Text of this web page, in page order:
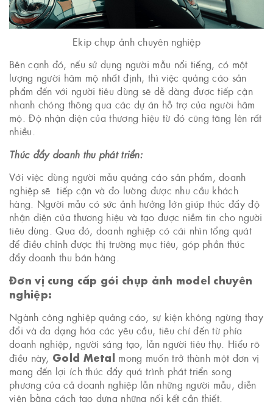
Ekip chụp ảnh chuyên nghiệp
Bên cạnh đó, nếu sử dụng người mẫu nổi tiếng, có một
lượng người hâm mộ nhất định, thì việc quảng cáo sản
phẩm đến với người tiêu dùng sẽ dễ dàng được tiếp cận
nhanh chóng thông qua các dự án hỗ trợ của người hâm
mộ. Độ nhận diện của thương hiệu từ đó cũng tăng lên rất
nhiều.
Thúc đẩy doanh thu phát triển:
Với việc dùng người mẫu quảng cáo sản phẩm, doanh
nghiệp sẽ tiếp cận và đo lường được nhu cầu khách
hàng. Người mẫu có sức ảnh hưởng lớn giúp thúc đẩy độ
nhận diện của thương hiệu và tạo được niềm tin cho người
tiêu dùng. Qua đó, doanh nghiệp có cái nhìn tổng quát
để điều chỉnh được thị trường mục tiêu, góp phần thúc
đẩy doanh thu bán hàng.
Đơn vị cung cấp gói chụp ảnh model chuyên
nghiệp:
Ngành công nghiệp quảng cáo, sự kiện không ngừng thay
đổi và đa dạng hóa các yêu cầu, tiêu chí đến từ phía
doanh nghiệp, người sáng tạo, lẫn người tiêu thụ. Hiểu rõ
điều này, Gold Metal mong muốn trở thành một đơn vị
mang đến lợi ích thúc đẩy quá trình phát triển song
phương của cả doanh nghiệp lẫn những người mẫu, diễn
viên bằng cách tạo dựng những nối kết cần thiết.